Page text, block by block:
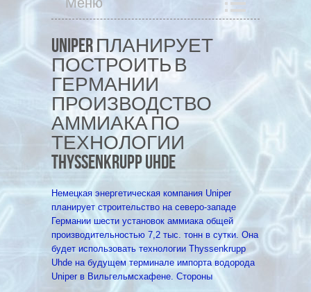
Меню
UNIPER ПЛАНИРУЕТ
ПОСТРОИТЬ В
ГЕРМАНИИ
ПРОИЗВОДСТВО
АММИАКА ПО
ТЕХНОЛОГИИ
THYSSENKRUPP UHDE
Немецкая энергетическая компания Uniper
планирует строительство на северо-западе
Германии шести установок аммиака общей
производительностью 7,2 тыс. тонн в сутки. Она
будет использовать технологии Thyssenkrupp
Uhde на будущем терминале импорта водорода
Uniper в Вильгельмсхафене. Стороны